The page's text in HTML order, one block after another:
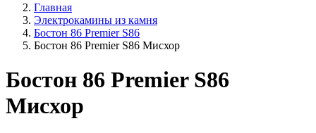
Главная
Электрокамины из камня
Бостон 86 Premier S86
Бостон 86 Premier S86 Мисхор
Бостон 86 Premier S86
Мисхор